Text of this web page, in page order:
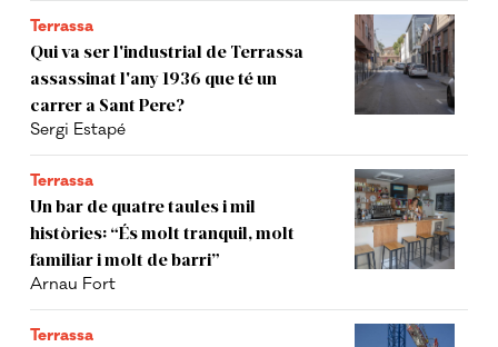
Terrassa
Qui va ser l'industrial de Terrassa
assassinat l'any 1936 que té un
carrer a Sant Pere?
Sergi Estapé
Terrassa
Un bar de quatre taules i mil
històries: “És molt tranquil, molt
familiar i molt de barri”
Arnau Fort
Terrassa